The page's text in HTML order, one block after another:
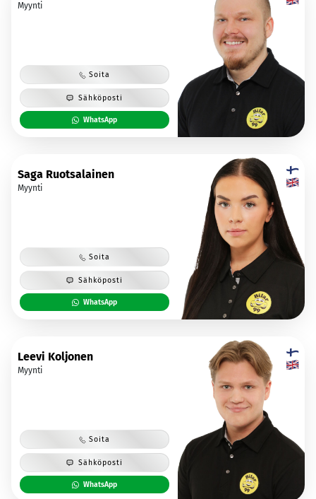
Myynti
Soita
Sähköposti
WhatsApp
Saga Ruotsalainen
Myynti
Soita
Sähköposti
WhatsApp
Leevi Koljonen
Myynti
Soita
Sähköposti
WhatsApp